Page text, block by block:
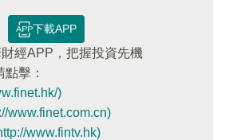
下載APP
經APP，把握投資先機
擊：
)
www.finet.com.cn)
www.fintv.hk)